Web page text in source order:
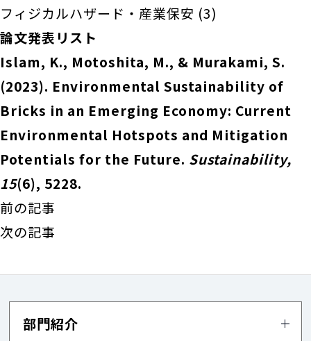
フィジカルハザード・産業保安 (3)
論文発表リスト
Islam, K., Motoshita, M., & Murakami, S.
(2023). Environmental Sustainability of
Bricks in an Emerging Economy: Current
Environmental Hotspots and Mitigation
Potentials for the Future. Sustainability,
15(6), 5228.
前の記事
次の記事
部門紹介